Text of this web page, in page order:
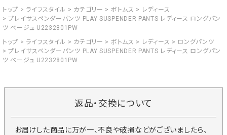
トップ
ライフスタイル カテゴリー ボトムス
レディース
プレイサスペンダーパンツ PLAY SUSPENDER PANTS レディース ロングパン
ツ ベージュ U2232801PW
トップ
ライフスタイル カテゴリー ボトムス レディース
ロングパンツ
プレイサスペンダーパンツ PLAY SUSPENDER PANTS レディース ロングパン
ツ ベージュ U2232801PW
返品・交換について
お届けした商品に万が一、不良や破損などがございましたら、